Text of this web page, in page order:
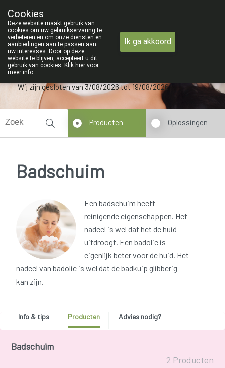
09 228 32 36
Wij zijn gesloten van 3/08/2026 tot 19/08/2026
Producten Oplossingen
Badschuim
Een badschuim heeft
reinigende eigenschappen. Het
nadeel is wel dat het de huid
uitdroogt. Een badolie is
eigenlijk beter voor de huid. Het
nadeel van badolie is wel dat de badkuip glibberig
kan zijn.
Info & tips Producten Advies nodig?
Badschuim
2 Producten
Cookies
Deze website maakt gebruik van
cookies om uw gebruikservaring te
verbeteren en om onze diensten en
aanbiedingen aan te passen aan
uw interesses. Door op deze
website te blijven, accepteert u dit
gebruik van cookies. Klik hier voor
meer info.
Ik ga akkoord